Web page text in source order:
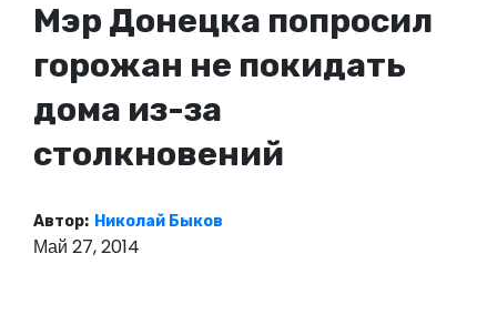
Мэр Донецка попросил
горожан не покидать
дома из-за
столкновений
Автор: Николай Быков
Май 27, 2014